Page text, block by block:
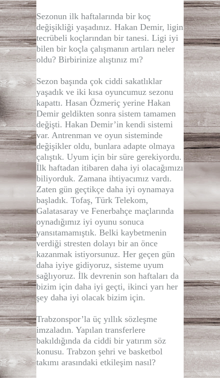
Sezonun ilk haftalarında bir koç
değişikliği yaşadınız. Hakan Demir, ligin
tecrübeli koçlarından bir tanesi. Ligi iyi
bilen bir koçla çalışmanın artıları neler
oldu? Birbirinize alıştınız mı?
Sezon başında çok ciddi sakatlıklar
yaşadık ve iki kısa oyuncumuz sezonu
kapattı. Hasan Özmeriç yerine Hakan
Demir geldikten sonra sistem tamamen
değişti. Hakan Demir’in kendi sistemi
var. Antrenman ve oyun sisteminde
değişikler oldu, bunlara adapte olmaya
çalıştık. Uyum için bir süre gerekiyordu.
İlk haftadan itibaren daha iyi olacağımızı
biliyorduk. Zamana ihtiyacımız vardı.
Zaten gün geçtikçe daha iyi oynamaya
başladık. Tofaş, Türk Telekom,
Galatasaray ve Fenerbahçe maçlarında
oynadığımız iyi oyunu sonuca
yansıtamamıştık. Belki kaybetmenin
verdiği stresten dolayı bir an önce
kazanmak istiyorsunuz. Her geçen gün
daha iyiye gidiyoruz, sisteme uyum
sağlıyoruz. İlk devrenin son haftaları da
bizim için daha iyi geçti, ikinci yarı her
şey daha iyi olacak bizim için.
Trabzonspor’la üç yıllık sözleşme
imzaladın. Yapılan transferlere
bakıldığında da ciddi bir yatırım söz
konusu. Trabzon şehri ve basketbol
takımı arasındaki etkileşim nasıl?